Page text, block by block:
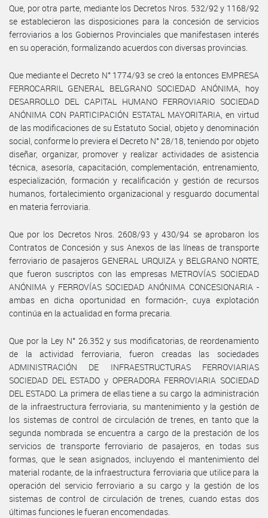
Que, por otra parte, mediante los Decretos Nros. 532/92 y 1168/92
se establecieron las disposiciones para la concesión de servicios
ferroviarios a los Gobiernos Provinciales que manifestasen interés
en su operación, formalizando acuerdos con diversas provincias.
Que mediante el Decreto N° 1774/93 se creó la entonces EMPRESA
FERROCARRIL GENERAL BELGRANO SOCIEDAD ANÓNIMA, hoy
DESARROLLO DEL CAPITAL HUMANO FERROVIARIO SOCIEDAD
ANÓNIMA CON PARTICIPACIÓN ESTATAL MAYORITARIA, en virtud
de las modificaciones de su Estatuto Social, objeto y denominación
social, conforme lo previera el Decreto N° 28/18, teniendo por objeto
diseñar, organizar, promover y realizar actividades de asistencia
técnica, asesoría, capacitación, complementación, entrenamiento,
especialización, formación y recalificación y gestión de recursos
humanos, fortalecimiento organizacional y resguardo documental
en materia ferroviaria.
Que por los Decretos Nros. 2608/93 y 430/94 se aprobaron los
Contratos de Concesión y sus Anexos de las líneas de transporte
ferroviario de pasajeros GENERAL URQUIZA y BELGRANO NORTE,
que fueron suscriptos con las empresas METROVÍAS SOCIEDAD
ANÓNIMA y FERROVÍAS SOCIEDAD ANÓNIMA CONCESIONARIA -
ambas en dicha oportunidad en formación-, cuya explotación
continúa en la actualidad en forma precaria.
Que por la Ley N° 26.352 y sus modificatorias, de reordenamiento
de la actividad ferroviaria, fueron creadas las sociedades
ADMINISTRACIÓN DE INFRAESTRUCTURAS FERROVIARIAS
SOCIEDAD DEL ESTADO y OPERADORA FERROVIARIA SOCIEDAD
DEL ESTADO. La primera de ellas tiene a su cargo la administración
de la infraestructura ferroviaria, su mantenimiento y la gestión de
los sistemas de control de circulación de trenes, en tanto que la
segunda nombrada se encuentra a cargo de la prestación de los
servicios de transporte ferroviario de pasajeros, en todas sus
formas, que le sean asignados, incluyendo el mantenimiento del
material rodante, de la infraestructura ferroviaria que utilice para la
operación del servicio ferroviario a su cargo y la gestión de los
sistemas de control de circulación de trenes, cuando estas dos
últimas funciones le fueran encomendadas.